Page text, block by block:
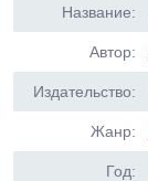
Название:
Автор:
Издательство:
Жанр:
Год: